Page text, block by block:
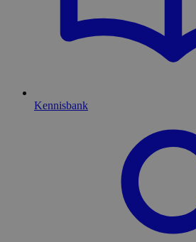
Kennisbank